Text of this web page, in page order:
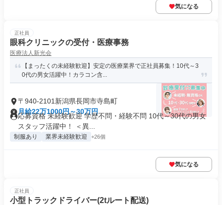
気になる
正社員
眼科クリニックの受付・医療事務
医療法人新光会
【まったくの未経験歓迎】安定の医療業界で正社員募集！10代～3
0代の男女活躍中！カラコン含...
〒940-2101新潟県長岡市寺島町
月給22万1000円～30万円
応募資格 未経験歓迎 学歴不問・経験不問 10代～30代の男女
スタッフ活躍中！ ＜異...
制服あり 業界未経験歓迎 +26個
気になる
正社員
小型トラックドライバー(2tルート配送)